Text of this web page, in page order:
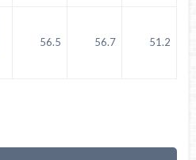
56.5 56.7 51.2